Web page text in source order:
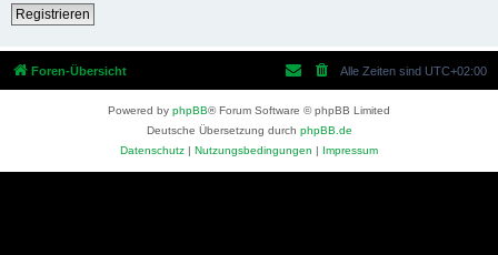
Registrieren
Foren-Übersicht Alle Zeiten sind UTC+02:00
Powered by phpBB® Forum Software © phpBB Limited
Deutsche Übersetzung durch phpBB.de
Datenschutz | Nutzungsbedingungen | Impressum